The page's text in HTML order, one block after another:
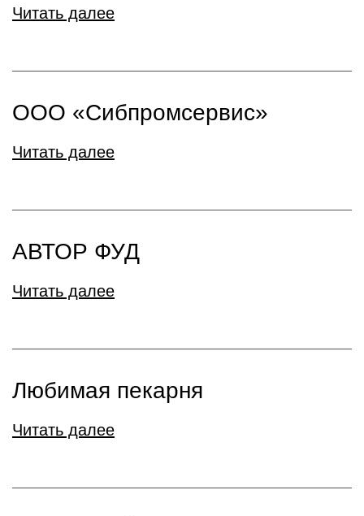
Читать далее
ООО «Сибпромсервис»
Читать далее
АВТОР ФУД
Читать далее
Любимая пекарня
Читать далее